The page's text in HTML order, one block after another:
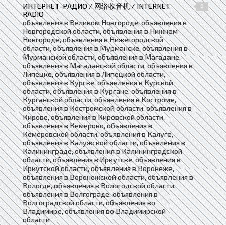
ИНТЕРНЕТ-РАДИО / 网络收音机 / INTERNET
RADIO
0
объявления в Великом Новгороде, объявления в
Новгородской области, объявления в Нижнем
Новгороде, объявления в Нижегородской
области, объявления в Мурманске, объявления в
Мурманской области, объявления в Магадане,
объявления в Магаданской области, объявления в
Липецке, объявления в Липецкой области,
объявления в Курске, объявления в Курской
области, объявления в Кургане, объявления в
Курганской области, объявления в Костроме,
объявления в Костромской области, объявления в
Кирове, объявления в Кировской области,
объявления в Кемерово, объявления в
Кемеровской области, объявления в Калуге,
объявления в Калужской области, объявления в
Калининграде, объявления в Калининградской
области, объявления в Иркутске, объявления в
Иркутской области, объявления в Воронеже,
объявления в Воронежской области, объявления в
Вологде, объявления в Вологодской области,
объявления в Волгограде, объявления в
Волгоградской области, объявления во
Владимире, объявления во Владимирской
области